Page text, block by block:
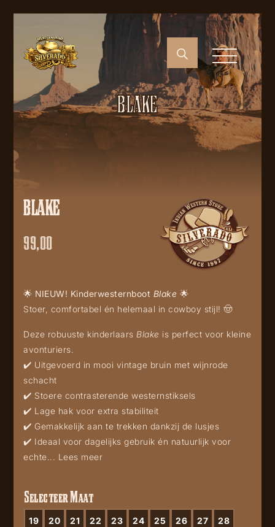
BLAKE
BLAKE
99,00
🌟 NIEUW! Kinderwesternboot Blake 🌟
Stoer, comfortabel én helemaal in cowboy stijl! 🤠
Deze robuuste kinderlaars Blake is perfect voor kleine
avonturiers.
✔️ Uitgevoerd in mooi vintage bruin met wijnrode
schacht
✔️ Stoere contrasterende westernstiksels
✔️ Lage hak voor extra stabiliteit
✔️ Gemakkelijk aan te trekken dankzij de lusjes
✔️ Ideaal voor dagelijks gebruik én natuurlijk voor
echte... Lees meer
Selecteer Maat
19 20 21 22 23 24 25 26 27 28